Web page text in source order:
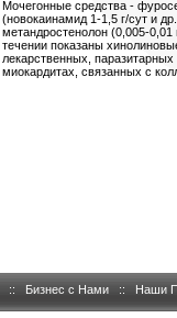
Мочегонные средства -
(новокаинамид 1-1,5 г/сут и
метандростенолон (0,005-
течении показаны
лекарственных,
миокардитах, связанных с
:: Бизнес с Нами :: Наши